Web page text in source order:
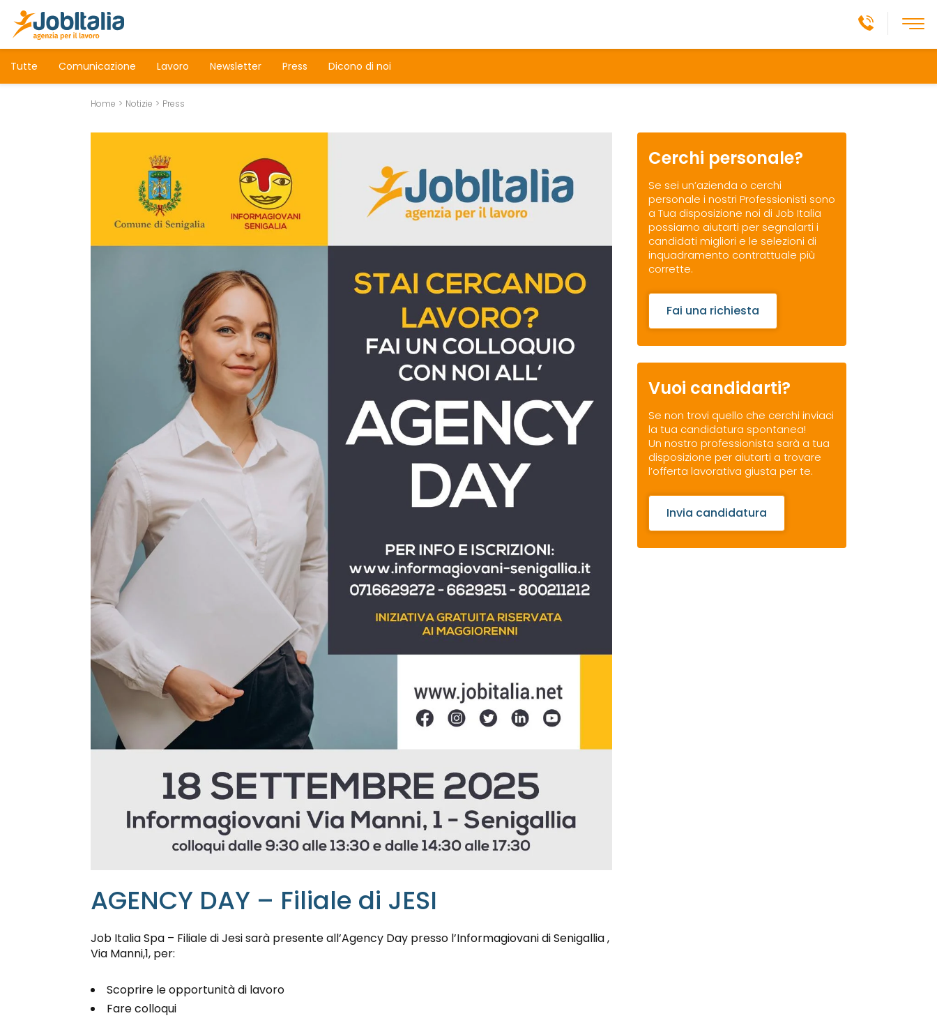
Tutte Comunicazione Lavoro Newsletter Press Dicono di noi
Home Notizie Press
AGENCY DAY – Filiale di JESI
Job Italia Spa – Filiale di Jesi sarà presente all’Agency Day presso l’Informagiovani di Senigallia ,
Via Manni,1, per:
Scoprire le opportunità di lavoro
Fare colloqui
Cerchi personale?
Se sei un’azienda o cerchi
personale i nostri Professionisti sono
a Tua disposizione noi di Job Italia
possiamo aiutarti per segnalarti i
candidati migliori e le selezioni di
inquadramento contrattuale più
corrette.
Fai una richiesta
Vuoi candidarti?
Se non trovi quello che cerchi inviaci
la tua candidatura spontanea!
Un nostro professionista sarà a tua
disposizione per aiutarti a trovare
l’offerta lavorativa giusta per te.
Invia candidatura